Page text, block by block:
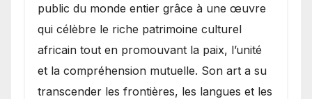
public du monde entier grâce à une œuvre
qui célèbre le riche patrimoine culturel
africain tout en promouvant la paix, l’unité
et la compréhension mutuelle. Son art a su
transcender les frontières, les langues et les